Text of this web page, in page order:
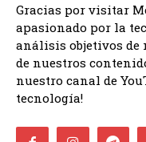
Gracias por visitar
apasionado por la
análisis objetivos de
de nuestros
nuestro canal de
tecnología!